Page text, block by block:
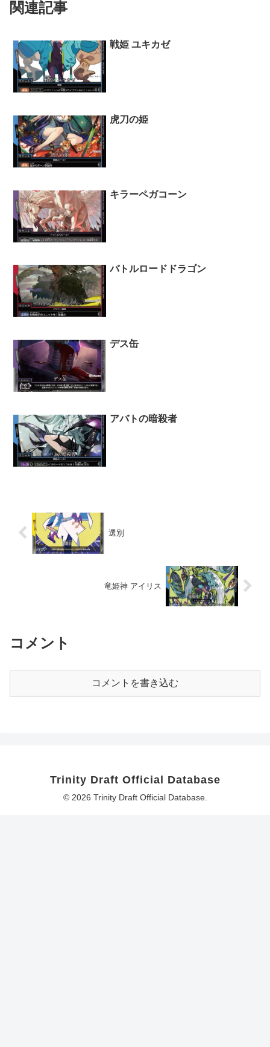
関連記事
戦姫 ユキカゼ
虎刀の姫
キラーペガコーン
バトルロードドラゴン
デス缶
アバトの暗殺者
選別
竜姫神 アイリス
コメント
コメントを書き込む
Trinity Draft Official Database
© 2026 Trinity Draft Official Database.